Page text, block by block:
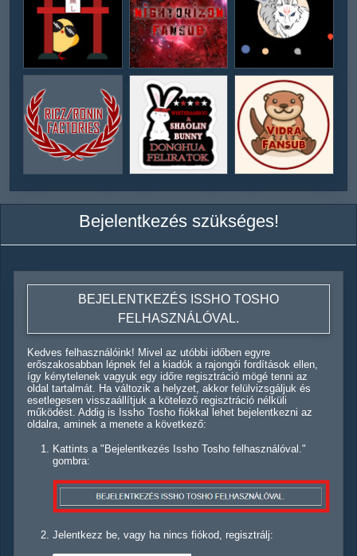
Bejelentkezés szükséges!
BEJELENTKEZÉS ISSHO TOSHO
FELHASZNÁLÓVAL.
Kedves felhasználóink! Mivel az utóbbi időben egyre
erőszakosabban lépnek fel a kiadók a rajongói fordítások ellen,
így kénytelenek vagyuk egy időre regisztráció mögé tenni az
oldal tartalmát. Ha változik a helyzet, akkor felülvizsgáljuk és
esetlegesen visszaállítjuk a kötelező regisztráció nélküli
működést. Addig is Issho Tosho fiókkal lehet bejelentkezni az
oldalra, aminek a menete a következő:
Kattints a "Bejelentkezés Issho Tosho felhasználóval."
gombra:
Jelentkezz be, vagy ha nincs fiókod, regisztrálj: